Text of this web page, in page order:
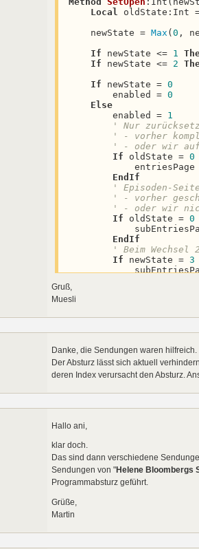
Local
oldState:Int
    newState =
Max ( 0 ,
If newState <= 1
If newState <= 2
If newState = 0
        enabled =
0
Else
        enabled =
1
' Nur
' - vorher
' - oder wir auf
If oldState = 0
EndIf
' Episoden-
' - vorher
' - oder wir
If oldState = 0
EndIf
' Beim
If newState = 3
Gruß,
Muesli
Danke, die Sendungen waren
Der Absturz lässt sich aktuell
deren Index verursacht den Absturz.
Hallo ani,
klar doch.
Das sind dann verschiedene
Sendungen von "Helene Bloombergs
Programmabsturz geführt.
Grüße,
Martin